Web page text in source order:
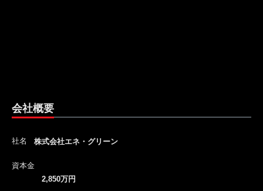
会社概要
社名 株式会社エネ・グリーン
資本金
2,850万円